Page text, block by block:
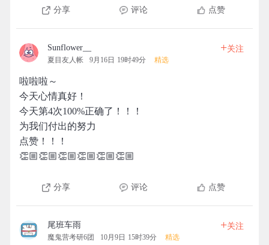
分享 评论 点赞
Sunflower__
夏目友人帐 9月16日 19时49分 精选
+关注
啦啦啦～
今天心情真好！
今天第4次100%正确了！！！
为我们付出的努力
点赞！！！
👏🏼👏🏼👏🏼👏🏼👏🏼👏🏼
分享 评论 点赞
尾班车雨
魔鬼营考研6团 10月9日 15时39分 精选
+关注